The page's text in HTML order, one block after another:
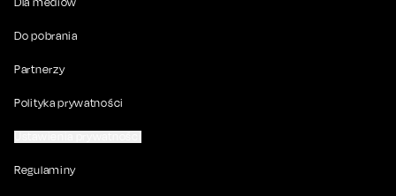
Do pobrania
Partnerzy
Polityka prywatności
Regulaminy